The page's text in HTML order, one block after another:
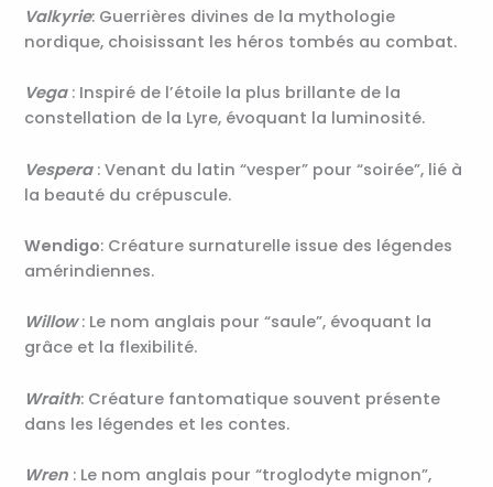
Valkyrie: Guerrières divines de la mythologie
nordique, choisissant les héros tombés au combat.
Vega: Inspiré de l’étoile la plus brillante de la
constellation de la Lyre, évoquant la luminosité.
Vespera: Venant du latin “vesper” pour “soirée”, lié à
la beauté du crépuscule.
Wendigo: Créature surnaturelle issue des légendes
amérindiennes.
Willow: Le nom anglais pour “saule”, évoquant la
grâce et la flexibilité.
Wraith: Créature fantomatique souvent présente
dans les légendes et les contes.
Wren : Le nom anglais pour “troglodyte mignon”,